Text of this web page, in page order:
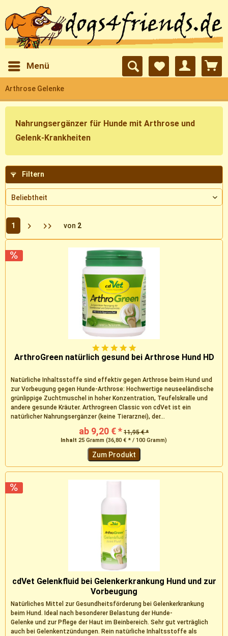
Menü
Arthrose Gelenke
Nahrungsergänzer für Hunde mit Arthrose und
Gelenk-Krankheiten
Filtern
1 von 2
ArthroGreen natürlich gesund bei Arthrose Hund HD
Natürliche Inhaltsstoffe sind effektiv gegen Arthrose beim Hund und
zur Vorbeugung gegen Hunde-Arthrose: Hochwertige neuseeländische
grünlippige Zuchtmuschel in hoher Konzentration, Teufelskralle und
andere gesunde Kräuter. Arthrogreen Classic von cdVet ist ein
natürlicher Nahrungsergänzer (keine Tierarznei), der...
ab 9,20 € * 11,95 € *
Inhalt25 Gramm(36,80 € * / 100 Gramm)
Zum Produkt
cdVet Gelenkfluid bei Gelenkerkrankung Hund und zur
Vorbeugung
Natürliches Mittel zur Gesundheitsförderung bei Gelenkerkrankung
beim Hund. Ideal nach besonderer Belastung der Hunde-
Gelenke und zur Pflege der Haut im Beinbereich. Sehr gut verträglich
auch bei Gelenkentzündungen. Rein natürliche Inhaltsstoffe als